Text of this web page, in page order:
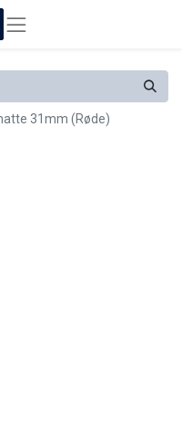
31mm (Røde)